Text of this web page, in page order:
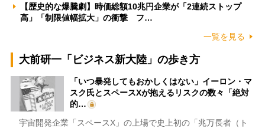
【歴史的な爆騰劇】時価総額10兆円企業が「2連続ストップ
高」「制限値幅拡大」の衝撃 フ…
一覧を見る
大前研一「ビジネス新大陸」の歩き方
「いつ暴発してもおかしくはない」イーロン・マ
スク氏とスペースXが抱えるリスクの数々「絶対
的…
宇宙開発企業「スペースX」の上場で史上初の「兆万長者（ト